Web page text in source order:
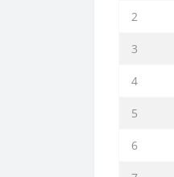
2
3
4
5
6